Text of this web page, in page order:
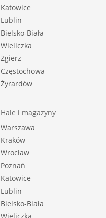
Katowice
Lublin
Bielsko-Biała
Wieliczka
Zgierz
Częstochowa
Żyrardów
Hale i magazyny
Warszawa
Kraków
Wrocław
Poznań
Katowice
Lublin
Bielsko-Biała